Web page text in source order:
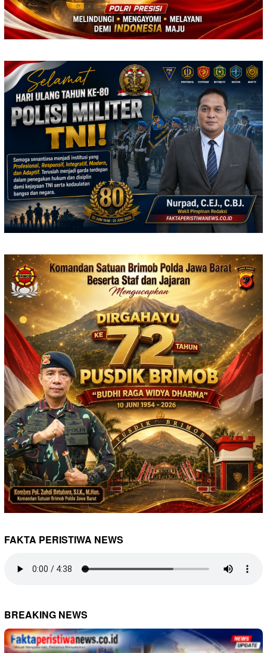
FAKTA PERISTIWA NEWS
BREAKING NEWS